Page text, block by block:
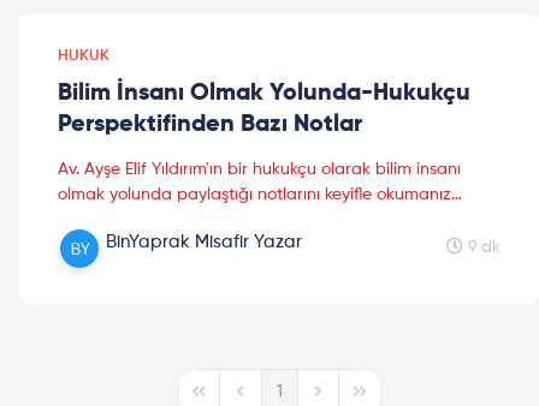
HUKUK
Bilim İnsanı Olmak Yolunda-Hukukçu
Perspektifinden Bazı Notlar
Av. Ayşe Elif Yıldırım'ın bir hukukçu olarak bilim insanı
olmak yolunda paylaştığı notlarını keyifle okumanız
BinYaprak Misafir Yazar 9 dk
First PagePrevious Page
1
Next PageLast Page